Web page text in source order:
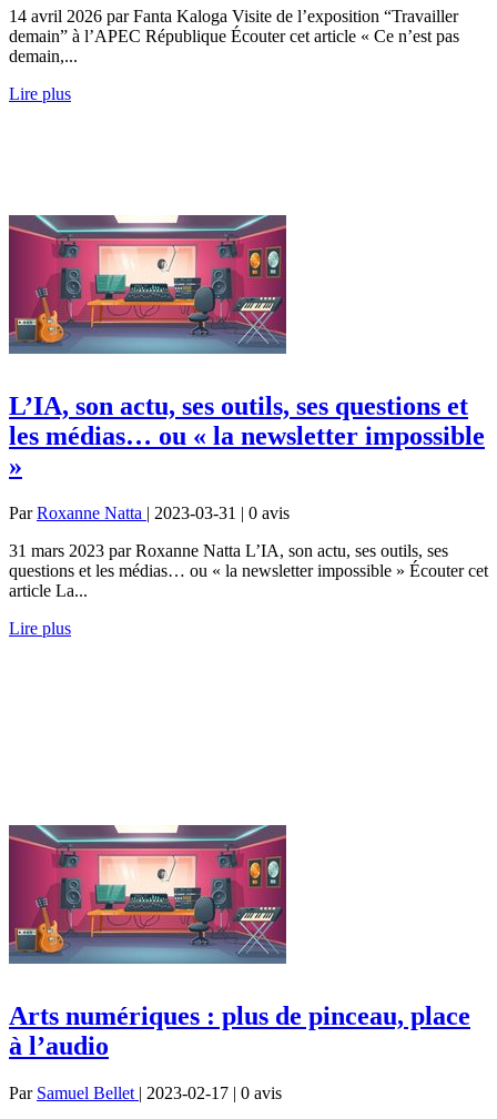
14 avril 2026 par Fanta Kaloga Visite de l’exposition “Travailler
demain” à l’APEC République Écouter cet article « Ce n’est pas
demain,...
Lire plus
L’IA, son actu, ses outils, ses questions et
les médias… ou « la newsletter impossible
»
ParRoxanne Natta | 2023-03-31 | 0 avis
31 mars 2023 par Roxanne Natta L’IA, son actu, ses outils, ses
questions et les médias… ou « la newsletter impossible » Écouter cet
article La...
Lire plus
Arts numériques : plus de pinceau, place
à l’audio
Par Samuel Bellet | 2023-02-17 | 0 avis